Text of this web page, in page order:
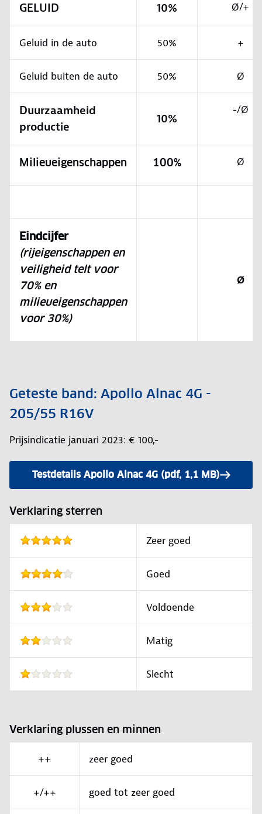
GELUID 10% Ø/+
Geluid in de auto 50% +
Geluid buiten de auto 50% Ø
Duurzaamheid
productie
10%
-/Ø
Milieueigenschappen 100% Ø
Eindcijfer
(rijeigenschappen en
veiligheid telt voor
70% en
milieueigenschappen
voor 30%)
Ø
Geteste band: Apollo Alnac 4G -
205/55 R16V
Prijsindicatie januari 2023: € 100,-
Testdetails Apollo Alnac 4G (pdf, 1,1 MB)
Verklaring sterren
Zeer goed
Goed
Voldoende
Matig
Slecht
Verklaring plussen en minnen
++ zeer goed
+/++ goed tot zeer goed